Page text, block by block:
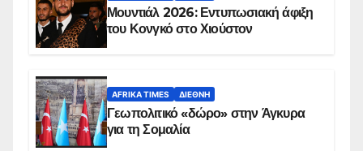
Μουντιάλ 2026: Εντυπωσιακή άφιξη
του Κονγκό στο Χιούστον
AFRIKA TIMES ΔΙΕΘΝΉ
Γεωπολιτικό «δώρο» στην Άγκυρα
για τη Σομαλία